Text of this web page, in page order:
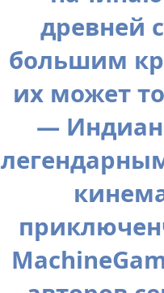
древней
большим
их может
—